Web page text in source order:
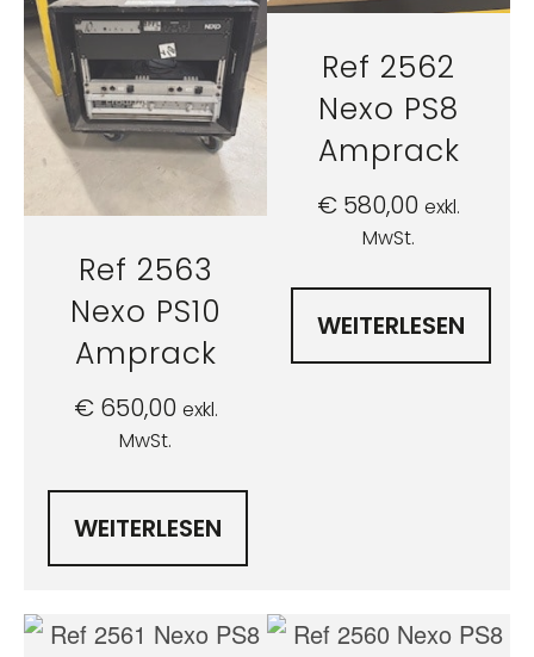
Ref 2563
Nexo PS10
Amprack
€650,00 exkl.
MwSt.
WEITERLESEN
Ref 2562
Nexo PS8
Amprack
€ 580,00 exkl.
MwSt.
WEITERLESEN